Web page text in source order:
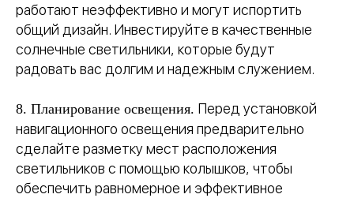
работают неэффективно и могут испортить
общий дизайн. Инвестируйте в качественные
солнечные светильники, которые будут
радовать вас долгим и надежным служением.
8. Планирование освещения. Перед установкой
навигационного освещения предварительно
сделайте разметку мест расположения
светильников с помощью колышков, чтобы
обеспечить равномерное и эффективное